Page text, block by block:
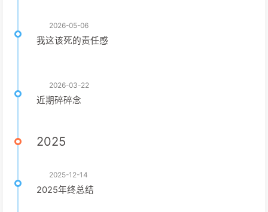
2026-05-06
我这该死的责任感
2026-03-22
近期碎碎念
2025
2025-12-14
2025年终总结